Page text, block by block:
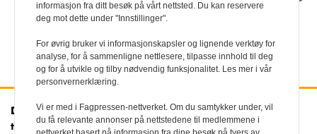
Den norske
tannlegeforenings Tidende
Kontakt oss
Tlf:22 54 74 00
informasjon fra ditt besøk på vårt nettsted. Du kan reservere
deg mot dette under "Innstillinger".
For øvrig bruker vi informasjonskapsler og lignende verktøy for
analyse, for å sammenligne nettlesere, tilpasse innhold til deg
og for å utvikle og tilby nødvendig funksjonalitet. Les mer i vår
personvernerklæring.
Vi er med i Fagpressen-nettverket. Om du samtykker under, vil
du få relevante annonser på nettstedene til medlemmene i